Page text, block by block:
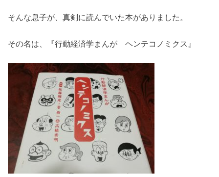
そんな息子が、真剣に読んでいた本がありました。
その名は、『行動経済学まんが ヘンテコノミクス』